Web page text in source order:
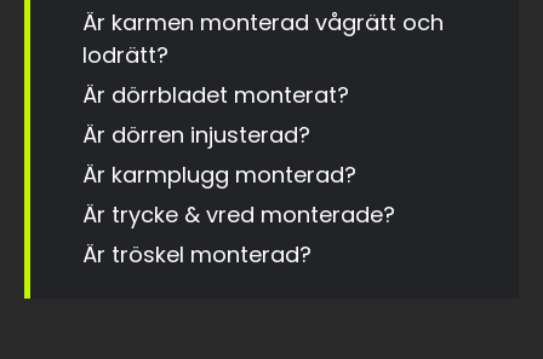
Är karmen monterad vågrätt och
lodrätt?
Är dörrbladet monterat?
Är dörren injusterad?
Är karmplugg monterad?
Är trycke & vred monterade?
Är tröskel monterad?